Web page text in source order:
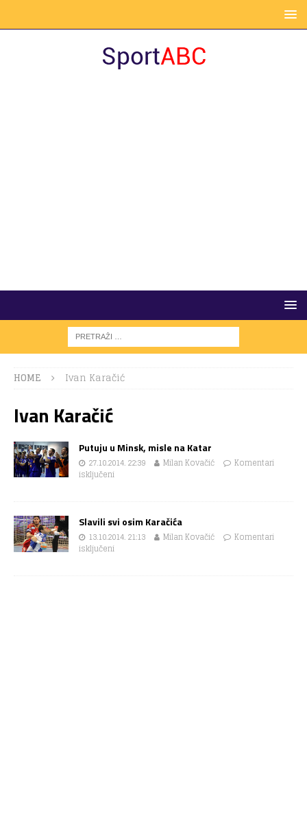
HOME Ivan Karačić
Ivan Karačić
Putuju u Minsk, misle na Katar
27.10.2014. 22:39 Milan Kovačić
Komentari
isključeni
Slavili svi osim Karačića
13.10.2014. 21:13 Milan Kovačić
Komentari
isključeni